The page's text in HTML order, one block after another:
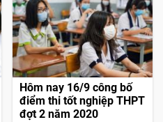
Hôm nay 16/9 công bố
điểm thi tốt nghiệp THPT
đợt 2 năm 2020